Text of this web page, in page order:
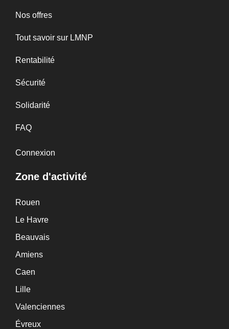
Nos offres
Tout savoir sur LMNP
Rentabilité
Sécurité
Solidarité
FAQ
Connexion
Zone d'activité
Rouen
Le Havre
Beauvais
Amiens
Caen
Lille
Valenciennes
Évreux